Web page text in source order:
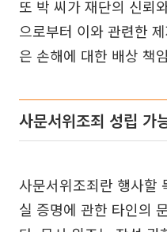
또 박 씨가 재단의 신뢰
으로부터 이와 관련한
은 손해에 대한 배상 책
사문서위조죄 성립 가
사문서위조죄란 행사할
실 증명에 관한 타인의